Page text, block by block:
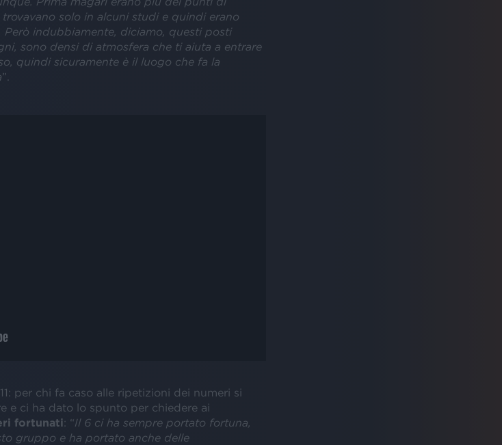
solo in alcuni studi e quindi erano
indubbiamente, diciamo, questi posti
sono densi di atmosfera che ti aiuta a entrare
quindi sicuramente è il luogo che fa la
”.
per chi fa caso alle ripetizioni dei numeri si
e ci ha dato lo spunto per chiedere ai
fortunati: “Il 6 ci ha sempre portato fortuna,
gruppo e ha portato anche delle